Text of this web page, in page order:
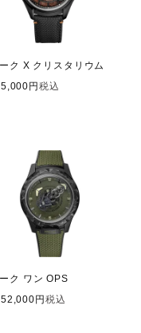
ク X クリスタリウム
税込
ク ワン OPS
税込